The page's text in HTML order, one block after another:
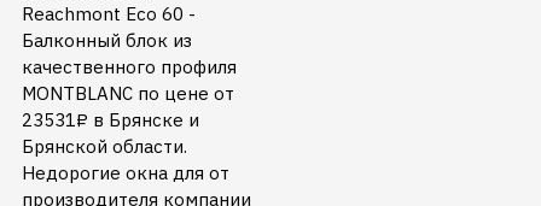
Reachmont Eco 60 -
Балконный блок из
качественного профиля
MONTBLANC по цене от
23531₽ в Брянске и
Брянской области.
Недорогие окна для от
производителя компании